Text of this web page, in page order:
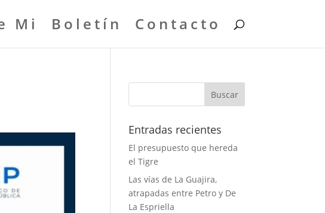
Mi Boletín Contacto
Entradas recientes
El presupuesto que hereda
el Tigre
Las vías de La Guajira,
atrapadas entre Petro y De
La Espriella